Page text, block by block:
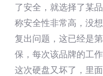
了安全，就选择了某
称安全性非常高，没
复出问题，这已经是
保，每次该品牌的工
这次硬盘又坏了，里